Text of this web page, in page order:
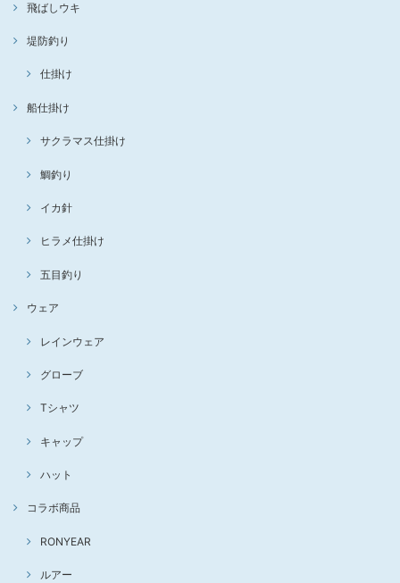
飛ばしウキ
堤防釣り
仕掛け
船仕掛け
サクラマス仕掛け
鯛釣り
イカ針
ヒラメ仕掛け
五目釣り
ウェア
レインウェア
グローブ
Tシャツ
キャップ
ハット
コラボ商品
RONYEAR
ルアー